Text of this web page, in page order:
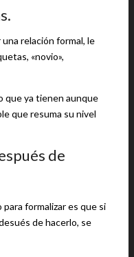
relación formal, le
«novio»,
que ya tienen aunque
que resuma su nivel
de
formalizar es que si
de hacerlo, se